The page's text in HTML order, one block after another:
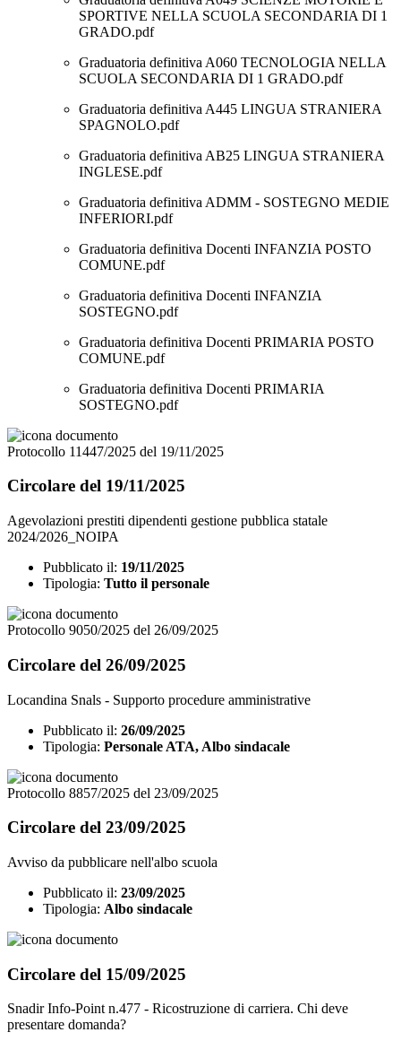
SPORTIVE NELLA SCUOLA SECONDARIA DI 1
GRADO.pdf
Graduatoria definitiva A060 TECNOLOGIA NELLA
SCUOLA SECONDARIA DI 1 GRADO.pdf
Graduatoria definitiva A445 LINGUA STRANIERA
SPAGNOLO.pdf
Graduatoria definitiva AB25 LINGUA STRANIERA
INGLESE.pdf
Graduatoria definitiva ADMM - SOSTEGNO MEDIE
INFERIORI.pdf
Graduatoria definitiva Docenti INFANZIA POSTO
COMUNE.pdf
Graduatoria definitiva Docenti INFANZIA
SOSTEGNO.pdf
Graduatoria definitiva Docenti PRIMARIA POSTO
COMUNE.pdf
Graduatoria definitiva Docenti PRIMARIA
SOSTEGNO.pdf
Protocollo 11447/2025 del 19/11/2025
Circolare del 19/11/2025
Agevolazioni prestiti dipendenti gestione pubblica statale
2024/2026_NOIPA
Pubblicato il: 19/11/2025
Tipologia: Tutto il personale
Protocollo 9050/2025 del 26/09/2025
Circolare del 26/09/2025
Locandina Snals - Supporto procedure amministrative
Pubblicato il: 26/09/2025
Tipologia: Personale ATA, Albo sindacale
Protocollo 8857/2025 del 23/09/2025
Circolare del 23/09/2025
Avviso da pubblicare nell'albo scuola
Pubblicato il: 23/09/2025
Tipologia: Albo sindacale
Circolare del 15/09/2025
Snadir Info-Point n.477 - Ricostruzione di carriera. Chi deve
presentare domanda?